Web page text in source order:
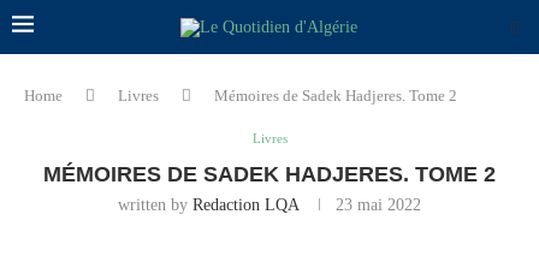
Home Livres Mémoires de Sadek Hadjeres. Tome 2
Livres
MÉMOIRES DE SADEK HADJERES. TOME 2
written by Redaction LQA 23 mai 2022